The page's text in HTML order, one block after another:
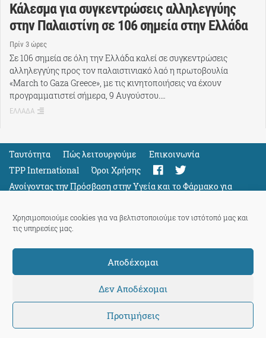
Χρησιμοποιούμε cookies για να βελτιστοποιούμε τον ιστότοπό μας και
τις υπηρεσίες μας.
Αποδέχομαι
Δεν Αποδέχομαι
Προτιμήσεις
Κάλεσμα για συγκεντρώσεις αλληλεγγύης
στην Παλαιστίνη σε 106 σημεία στην Ελλάδα
Πρίν 3 ώρες
Σε 106 σημεία σε όλη την Ελλάδα καλεί σε συγκεντρώσεις
αλληλεγγύης προς τον παλαιστινιακό λαό η πρωτοβουλία
«March to Gaza Greece», με τις κινητοποιήσεις να έχουν
προγραμματιστεί σήμερα, 9 Αυγούστου.…
ΕΛΛΑΔΑ
Ταυτότητα Πώς λειτουργούμε
Eπικοινωνία
TPP International
Όροι Χρήσης
Ανοίγοντας την Πρόσβαση στην Υγεία και το Φάρμακο για
Όλους
Support
ThePressProject
powered by our community members
© 2026 ThePressProject | Created by BitsnBytes & re-manufactured